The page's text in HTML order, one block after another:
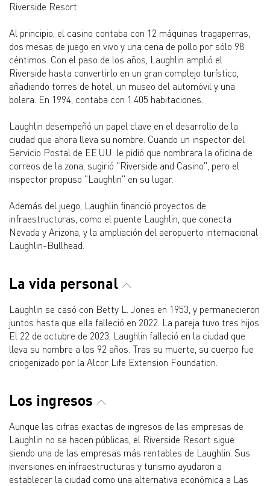
Riverside Resort.
Al principio, el casino contaba con 12 máquinas tragaperras,
dos mesas de juego en vivo y una cena de pollo por sólo 98
céntimos. Con el paso de los años, Laughlin amplió el
Riverside hasta convertirlo en un gran complejo turístico,
añadiendo torres de hotel, un museo del automóvil y una
bolera. En 1994, contaba con 1.405 habitaciones.
Laughlin desempeñó un papel clave en el desarrollo de la
ciudad que ahora lleva su nombre. Cuando un inspector del
Servicio Postal de EE.UU. le pidió que nombrara la oficina de
correos de la zona, sugirió "Riverside and Casino", pero el
inspector propuso "Laughlin" en su lugar.
Además del juego, Laughlin financió proyectos de
infraestructuras, como el puente Laughlin, que conecta
Nevada y Arizona, y la ampliación del aeropuerto internacional
Laughlin-Bullhead.
La vida personal
Laughlin se casó con Betty L. Jones en 1953, y permanecieron
juntos hasta que ella falleció en 2022. La pareja tuvo tres hijos.
El 22 de octubre de 2023, Laughlin falleció en la ciudad que
lleva su nombre a los 92 años. Tras su muerte, su cuerpo fue
criogenizado por la Alcor Life Extension Foundation.
Los ingresos
Aunque las cifras exactas de ingresos de las empresas de
Laughlin no se hacen públicas, el Riverside Resort sigue
siendo una de las empresas más rentables de Laughlin. Sus
inversiones en infraestructuras y turismo ayudaron a
establecer la ciudad como una alternativa económica a Las